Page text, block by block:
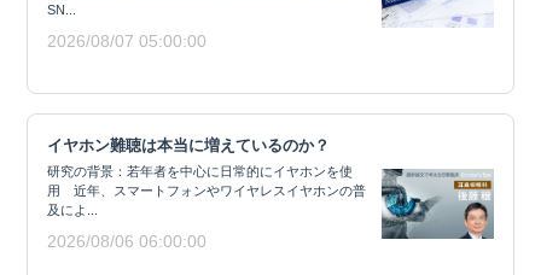
SN...
2026/08/07 05:00:00
イヤホン難聴は本当に増えているのか？
研究の背景：若年者を中心に日常的にイヤホンを使
用 近年、スマートフォンやワイヤレスイヤホンの普
及によ...
2026/08/06 06:00:00